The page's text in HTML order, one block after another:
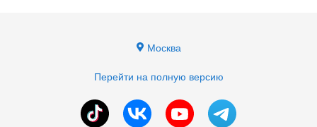
Москва
Перейти на полную версию